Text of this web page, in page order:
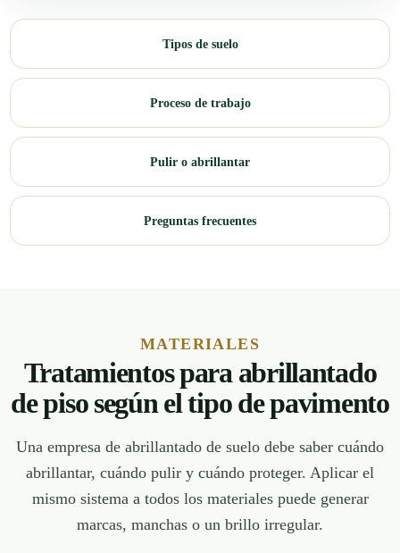
Tipos de suelo
Proceso de trabajo
Pulir o abrillantar
Preguntas frecuentes
MATERIALES
Tratamientos para abrillantado
de piso según el tipo de pavimento
Una empresa de abrillantado de suelo debe saber cuándo
abrillantar, cuándo pulir y cuándo proteger. Aplicar el
mismo sistema a todos los materiales puede generar
marcas, manchas o un brillo irregular.